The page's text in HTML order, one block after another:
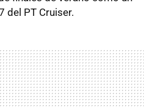
del PT Cruiser.